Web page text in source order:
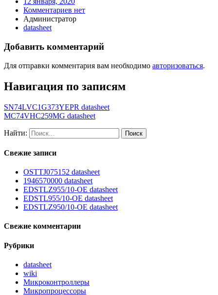
Комментариев нет
Администратор
datasheet
Добавить комментарий
Для отправки комментария вам необходимо авторизоваться.
Навигация по записям
SN74LVC1G373YEPR datasheet
MC74VHC259MG datasheet
Найти:
Свежие записи
OSTTJ075152 datasheet
1946570000 datasheet
EDSTLZ955/10-OE datasheet
EDSTL955/10-OE datasheet
EDSTLZ950/10-OE datasheet
Свежие комментарии
Рубрики
datasheet
wiki
Микроконтроллеры
Микропроцессоры